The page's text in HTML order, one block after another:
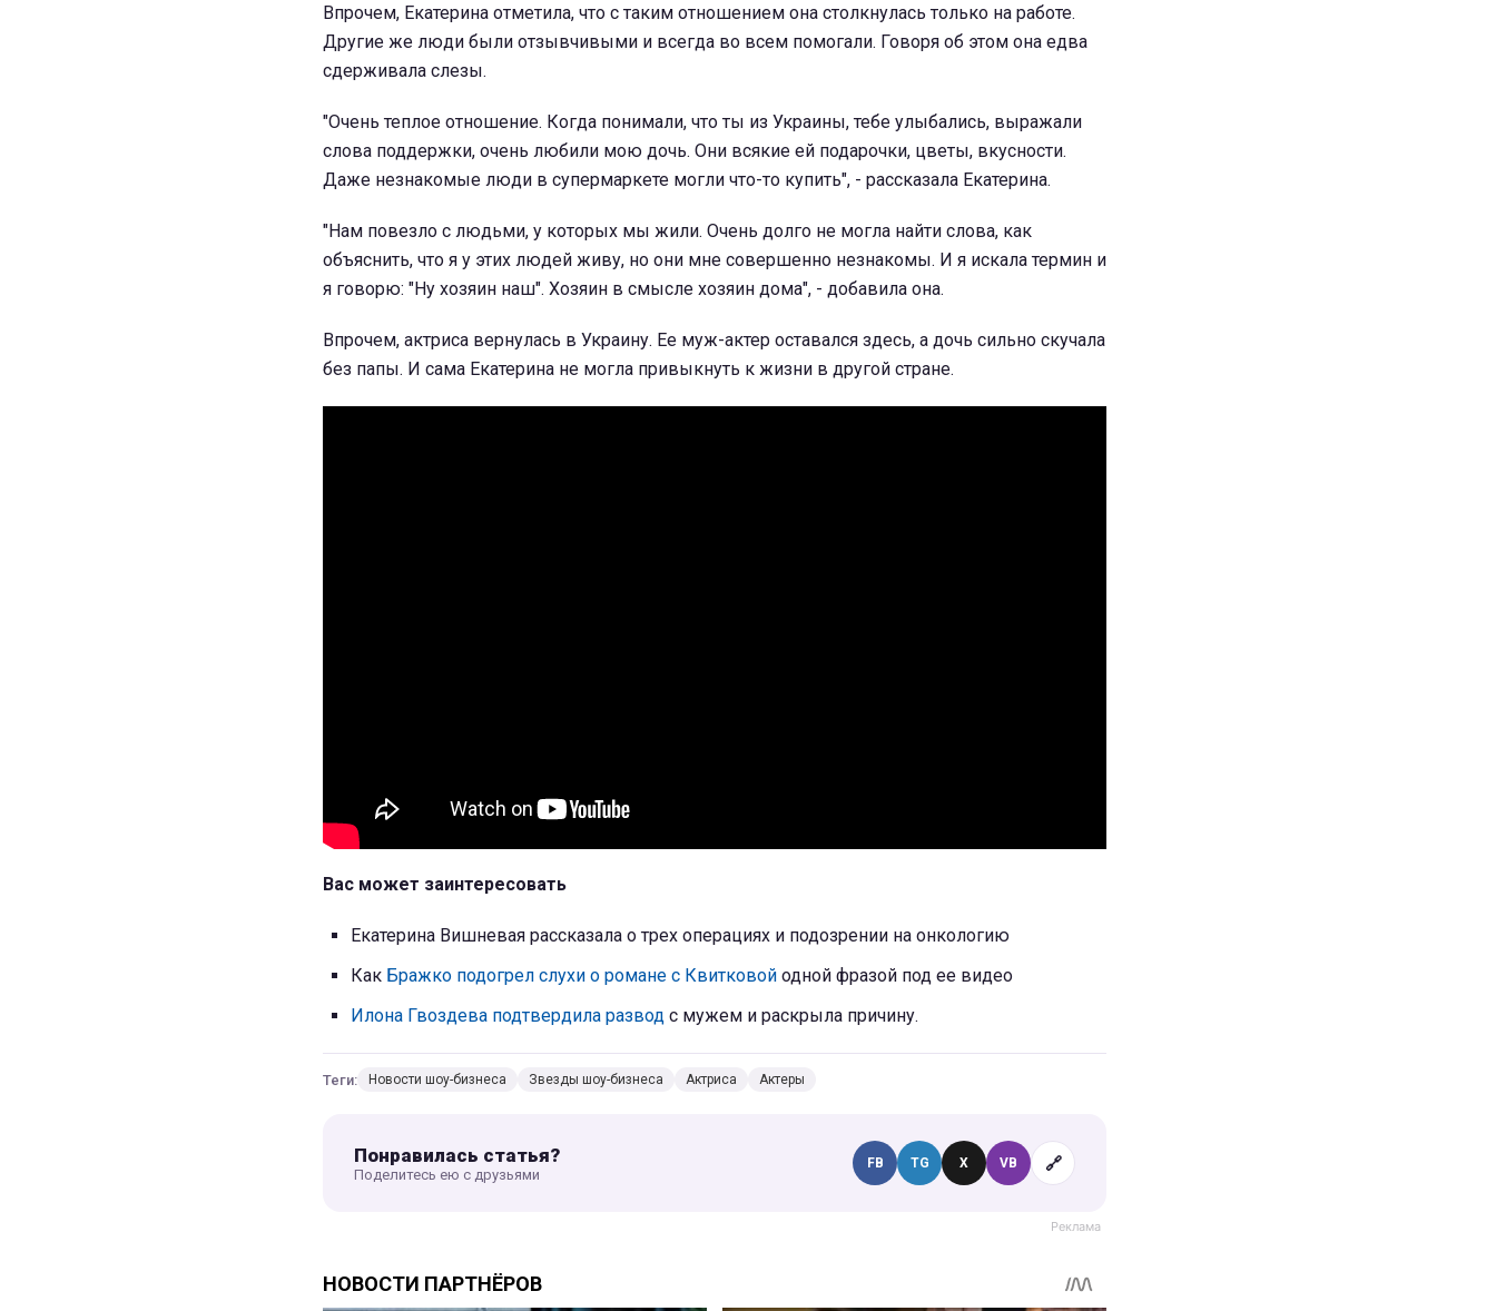
Впрочем, Екатерина отметила, что с таким отношением она столкнулась только на работе.
Другие же люди были отзывчивыми и всегда во всем помогали. Говоря об этом она едва
сдерживала слезы.
"Очень теплое отношение. Когда понимали, что ты из Украины, тебе улыбались, выражали
слова поддержки, очень любили мою дочь. Они всякие ей подарочки, цветы, вкусности.
Даже незнакомые люди в супермаркете могли что-то купить", - рассказала Екатерина.
"Нам повезло с людьми, у которых мы жили. Очень долго не могла найти слова, как
объяснить, что я у этих людей живу, но они мне совершенно незнакомы. И я искала термин и
я говорю: "Ну хозяин наш". Хозяин в смысле хозяин дома", - добавила она.
Впрочем, актриса вернулась в Украину. Ее муж-актер оставался здесь, а дочь сильно скучала
без папы. И сама Екатерина не могла привыкнуть к жизни в другой стране.
Вас может заинтересовать
Екатерина Вишневая рассказала о трех операциях и подозрении на онкологию
Как Бражко подогрел слухи о романе с Квитковой одной фразой под ее видео
Илона Гвоздева подтвердила развод с мужем и раскрыла причину.
Теги: Новости шоу-бизнеса Звезды шоу-бизнеса Актриса Актеры
Понравилась статья?
Поделитесь ею с друзьями
FB TG X VB 🔗